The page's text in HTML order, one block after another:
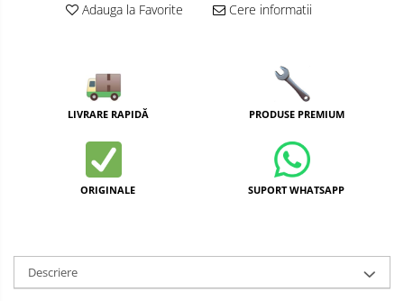
Adauga la Favorite Cere informatii
LIVRARE RAPIDĂ PRODUSE PREMIUM
ORIGINALE SUPORT WHATSAPP
Descriere